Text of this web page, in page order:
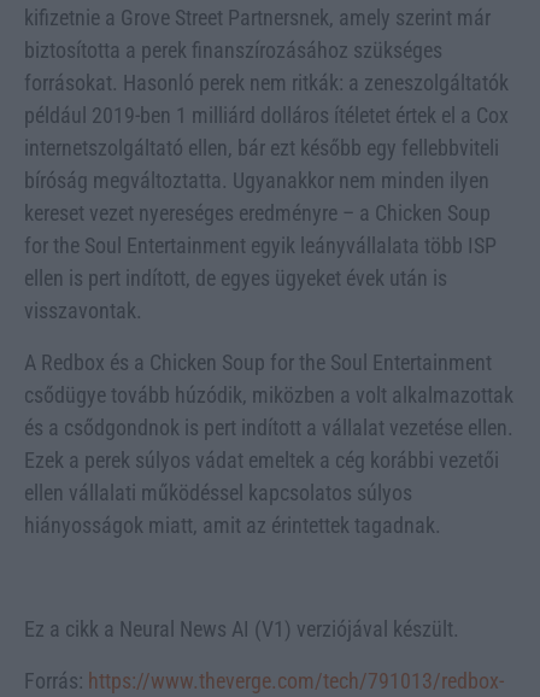
kifizetnie a Grove Street Partnersnek, amely szerint már
biztosította a perek finanszírozásához szükséges
forrásokat. Hasonló perek nem ritkák: a zeneszolgáltatók
például 2019-ben 1 milliárd dolláros ítéletet értek el a Cox
internetszolgáltató ellen, bár ezt később egy fellebbviteli
bíróság megváltoztatta. Ugyanakkor nem minden ilyen
kereset vezet nyereséges eredményre – a Chicken Soup
for the Soul Entertainment egyik leányvállalata több ISP
ellen is pert indított, de egyes ügyeket évek után is
visszavontak.
A Redbox és a Chicken Soup for the Soul Entertainment
csődügye tovább húzódik, miközben a volt alkalmazottak
és a csődgondnok is pert indított a vállalat vezetése ellen.
Ezek a perek súlyos vádat emeltek a cég korábbi vezetői
ellen vállalati működéssel kapcsolatos súlyos
hiányosságok miatt, amit az érintettek tagadnak.
Ez a cikk a Neural News AI (V1) verziójával készült.
Forrás: https://www.theverge.com/tech/791013/redbox-